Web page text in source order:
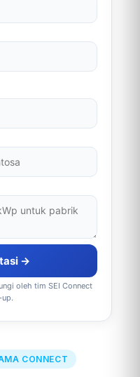
→
oleh tim SEI Connect
CONNECT